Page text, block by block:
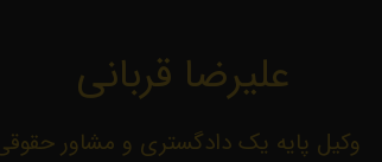
علیرضا قربانی
وکیل پایه یک دادگستری و مشاور